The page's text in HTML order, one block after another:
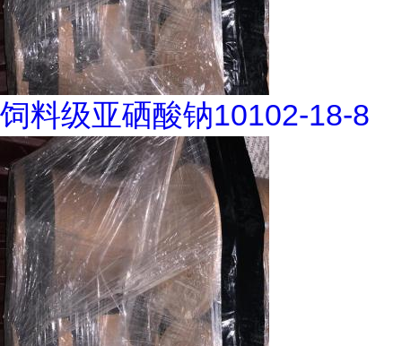
饲料级亚硒酸钠10102-18-8